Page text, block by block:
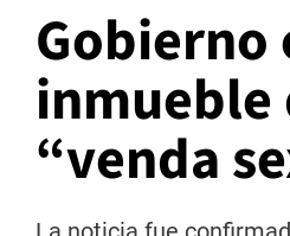
Gobierno
inmueble
“venda